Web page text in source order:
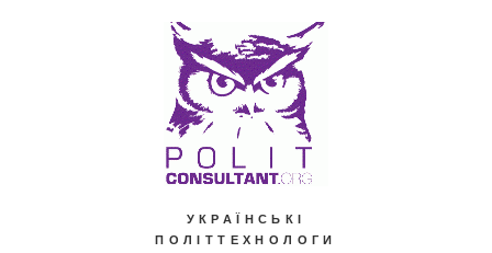
УКРАЇНСЬКІ
ПОЛІТТЕХНОЛОГИ